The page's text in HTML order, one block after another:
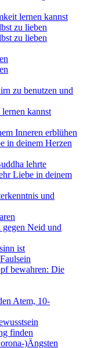
lernen kannst
zu lieben
zu lieben
zu benutzen und
kannst
Inneren erblühen
in deinem Herzen
lehrte
Liebe in deinem
und
Neid und
ist
bewahren: Die
Atem, 10-
finden
)Ängsten